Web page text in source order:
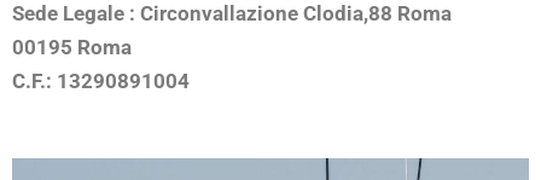
Sede Legale : Circonvallazione Clodia,88 Roma
00195 Roma
C.F.: 13290891004